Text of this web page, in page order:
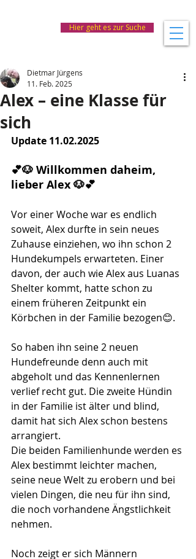
Hier geht es zur Suche
Alex – eine Klasse für
sich
Dietmar Jürgens
11. Feb. 2025
Update 11.02.2025
💕🐶 Willkommen daheim,
lieber Alex 🐶💕
Vor einer Woche war es endlich
soweit, Alex durfte in sein neues
Zuhause einziehen, wo ihn schon 2
Hundekumpels erwarteten. Einer
davon, der auch wie Alex aus Luanas
Shelter kommt, hatte schon zu
einem früheren Zeitpunkt ein
Körbchen in der Familie bezogen😊.
So haben ihn seine 2 neuen
Hundefreunde denn auch mit
abgeholt und das Kennenlernen
verlief recht gut. Die zweite Hündin
in der Familie ist älter und blind,
damit hat sich Alex schon bestens
arrangiert.
Die beiden Familienhunde werden es
Alex bestimmt leichter machen,
seine neue Welt zu erobern und bei
vielen Dingen, die neu für ihn sind,
die noch vorhandene Ängstlichkeit
nehmen.
Noch zeigt er sich Männern